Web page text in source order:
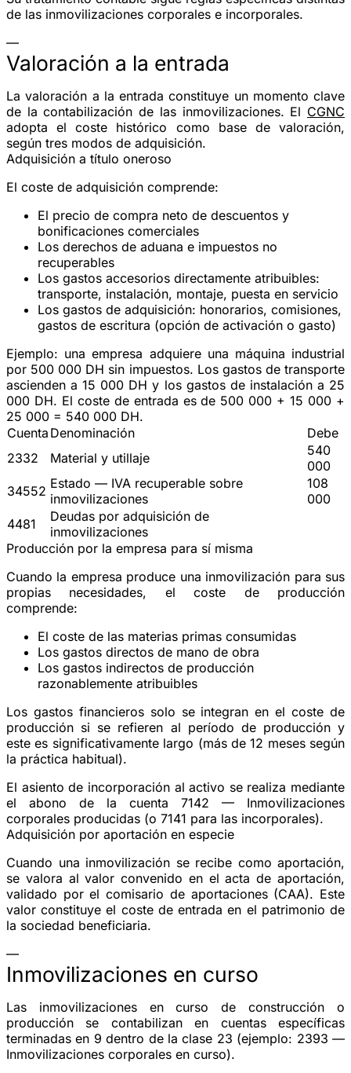
de las inmovilizaciones corporales e incorporales.
—
Valoración a la entrada
La valoración a la entrada constituye un momento clave
de la contabilización de las inmovilizaciones. El CGNC
adopta elcoste histórico como base de valoración,
según tres modos de adquisición.
Adquisición a título oneroso
El coste de adquisición comprende:
El precio de compra neto de descuentos y
bonificaciones comerciales
Los derechos de aduana e impuestos no
recuperables
Los gastos accesorios directamente atribuibles:
transporte, instalación, montaje, puesta en servicio
Los gastos de adquisición: honorarios, comisiones,
gastos de escritura (opción de activación o gasto)
Ejemplo: una empresa adquiere una máquina industrial
por 500 000 DH sin impuestos. Los gastos de transporte
ascienden a 15 000 DH y los gastos de instalación a 25
000 DH. El coste de entrada es de 500 000 + 15 000 +
25 000 = 540 000 DH.
Cuenta Denominación
Debe
2332
Material y utillaje
540
000
34552 Estado — IVA recuperable sobre
inmovilizaciones
108
000
4481
Deudas por adquisición de
inmovilizaciones
Producción por la empresa para sí misma
Cuando la empresa produce una inmovilización para sus
propias necesidades, el coste de producción
comprende:
El coste de las materias primas consumidas
Los gastos directos de mano de obra
Los gastos indirectos de producción
razonablemente atribuibles
Los gastos financieros solo se integran en el coste de
producción si se refieren al período de producción y
este es significativamente largo (más de 12 meses según
la práctica habitual).
El asiento de incorporación al activo se realiza mediante
el abono de la cuenta 7142 — Inmovilizaciones
corporales producidas (o 7141 para las incorporales).
Adquisición por aportación en especie
Cuando una inmovilización se recibe como aportación,
se valora alvalor convenido en el acta de aportación,
validado por el comisario de aportaciones (CAA). Este
valor constituye el coste de entrada en el patrimonio de
la sociedad beneficiaria.
—
Inmovilizaciones en curso
Las inmovilizaciones en curso de construcción o
producción se contabilizan en cuentas específicas
terminadas en 9 dentro de la clase 23 (ejemplo: 2393 —
Inmovilizaciones corporales en curso).